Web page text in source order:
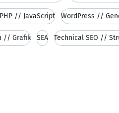
// JavaScript WordPress //
// Grafik SEA Technical SEO //